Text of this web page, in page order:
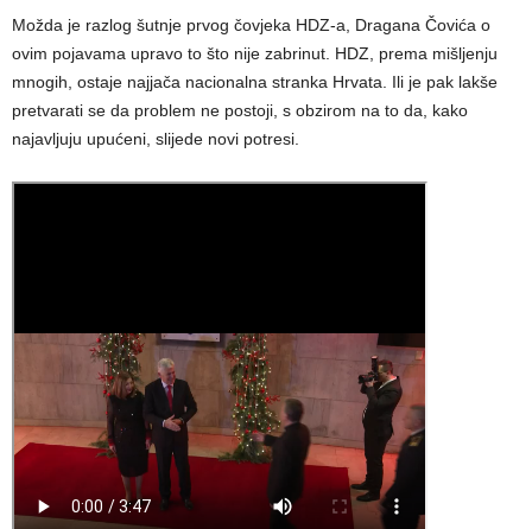
Možda je razlog šutnje prvog čovjeka HDZ-a, Dragana Čovića o
ovim pojavama upravo to što nije zabrinut. HDZ, prema mišljenju
mnogih, ostaje najjača nacionalna stranka Hrvata. Ili je pak lakše
pretvarati se da problem ne postoji, s obzirom na to da, kako
najavljuju upućeni, slijede novi potresi.